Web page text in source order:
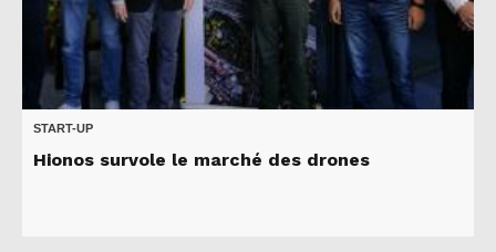
START-UP
Hionos survole le marché des drones